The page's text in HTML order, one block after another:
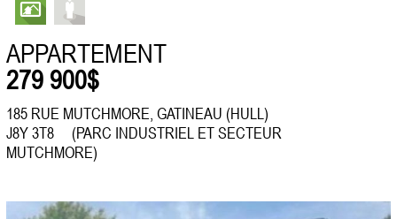
APPARTEMENT
279 900$
185 RUE MUTCHMORE, GATINEAU (HULL)
J8Y 3T8 (PARC INDUSTRIEL ET SECTEUR
MUTCHMORE)